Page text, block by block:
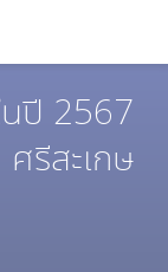
ปี 2567
รีสะเกษ